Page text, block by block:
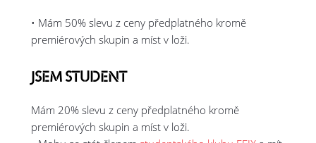
• Mám 50% slevu z ceny předplatného kromě
premiérových skupin a míst v loži.
JSEM STUDENT
Mám 20% slevu z ceny předplatného kromě
premiérových skupin a míst v loži.